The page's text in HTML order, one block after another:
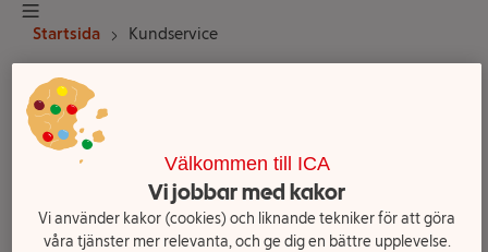
Knapp för huvudmeny
Startsida Kundservice
Vad kan vi hjälpa
dig med?
Välkommen till ICA
Vi jobbar med kakor
Vi använder kakor (cookies) och liknande tekniker för att göra
våra tjänster mer relevanta, och ge dig en bättre upplevelse.